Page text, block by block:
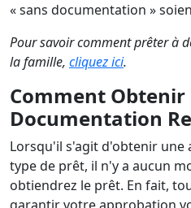
« sans documentation »
Pour savoir comment prêter à
la famille, cliquez ici.
Comment Obtenir
Documentation
Lorsqu'il s'agit d'obtenir
type de prêt, il n'y a aucun
obtiendrez le prêt. En fait,